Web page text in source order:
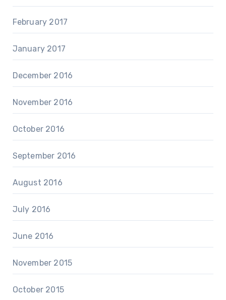
February 2017
January 2017
December 2016
November 2016
October 2016
September 2016
August 2016
July 2016
June 2016
November 2015
October 2015